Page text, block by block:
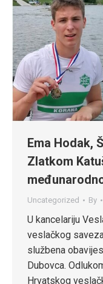
Ema Hodak,
Zlatkom
Uncategorized By
U kancelariju
veslačkog
službena
Dubovca.
Hrvatskog